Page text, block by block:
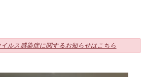
ルス感染症に関するお知らせはこちら